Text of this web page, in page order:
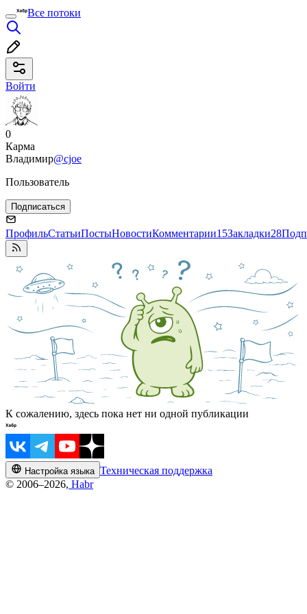
Все потоки
Войти
0
Карма
Владимир@cjoe
Пользователь
Подписаться
ПрофильСтатьиПостыНовостиКомментарии15Закладки28
К сожалению, здесь пока нет ни одной публикации
Настройка языка Техническая поддержка
© 2006–2026, Habr